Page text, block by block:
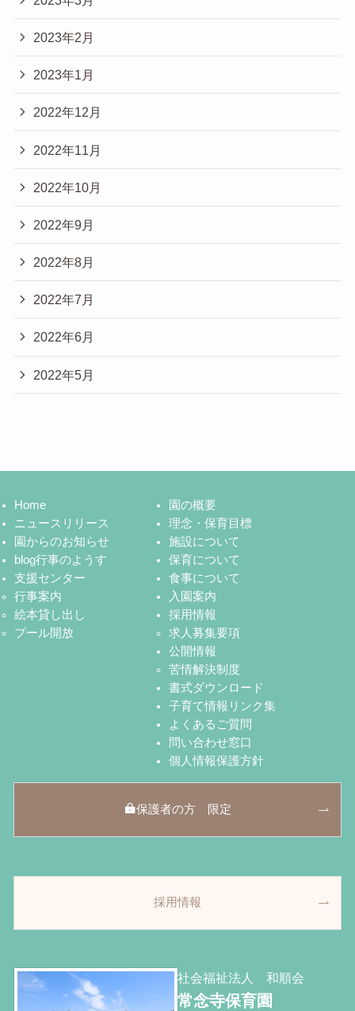
2023年2月
2023年1月
2022年12月
2022年11月
2022年10月
2022年9月
2022年8月
2022年7月
2022年6月
2022年5月
Home
ニュースリリース
園からのお知らせ
blog行事のようす
支援センター
行事案内
絵本貸し出し
プール開放
園の概要
理念・保育目標
施設について
保育について
食事について
入園案内
採用情報
求人募集要項
公開情報
苦情解決制度
書式ダウンロード
子育て情報リンク集
よくあるご質問
問い合わせ窓口
個人情報保護方針
保護者の方 限定
採用情報
社会福祉法人 和順会
常念寺保育園